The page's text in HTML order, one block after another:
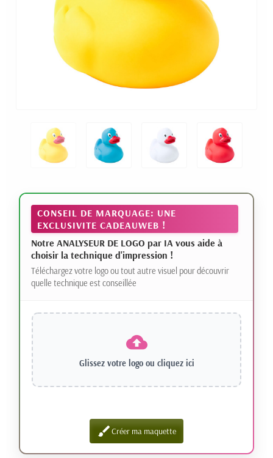
CONSEIL DE MARQUAGE: UNE
EXCLUSIVITE CADEAUWEB !
Notre ANALYSEUR DE LOGO par IA vous aide à
choisir la technique d'impression !
Téléchargez votre logo ou tout autre visuel pour découvrir
quelle technique est conseillée
Glissez votre logo ou cliquez ici
brushCréer ma maquette